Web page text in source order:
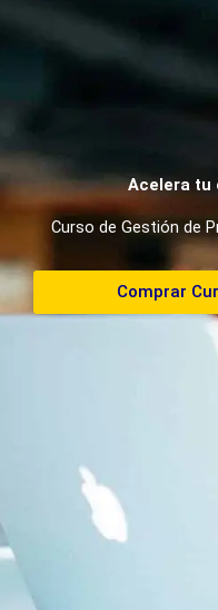
Acelera tu
Curso de Gestión de
Comprar